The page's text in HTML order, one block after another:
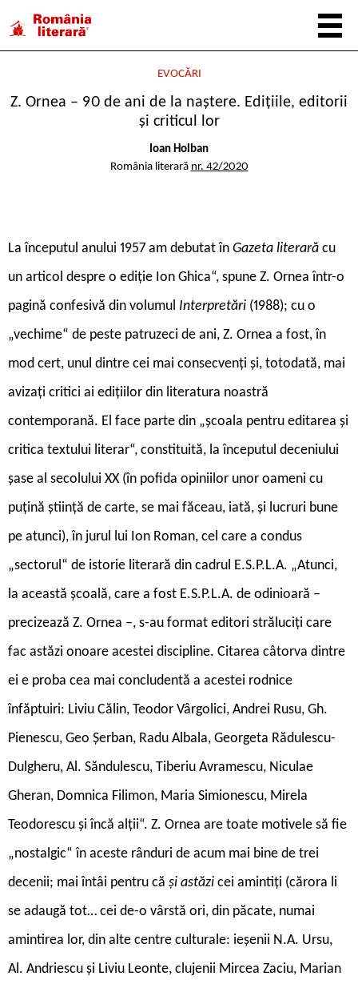
EVOCĂRI
Z. Ornea – 90 de ani de la naștere. Ediţiile, editorii
şi criticul lor
Ioan Holban
România literară nr. 42/2020
La începutul anului 1957 am debutat în Gazeta literară cu
un articol despre o ediție Ion Ghica“, spune Z. Ornea într-o
pagină confesivă din volumul Interpretări (1988); cu o
„vechime“ de peste patruzeci de ani, Z. Ornea a fost, în
mod cert, unul dintre cei mai consecvenți și, totodată, mai
avizați critici ai edițiilor din literatura noastră
contemporană. El face parte din „școala pentru editarea și
critica textului literar“, constituită, la începutul deceniului
șase al secolului XX (în pofida opiniilor unor oameni cu
puțină știință de carte, se mai făceau, iată, și lucruri bune
pe atunci), în jurul lui Ion Roman, cel care a condus
„sectorul“ de istorie literară din cadrul E.S.P.L.A. „Atunci,
la această școală, care a fost E.S.P.L.A. de odinioară –
precizează Z. Ornea –, s-au format editori străluciți care
fac astăzi onoare acestei discipline. Citarea câtorva dintre
ei e proba cea mai concludentă a acestei rodnice
înfăptuiri: Liviu Călin, Teodor Vârgolici, Andrei Rusu, Gh.
Pienescu, Geo Șerban, Radu Albala, Georgeta Rădulescu-
Dulgheru, Al. Săndulescu, Tiberiu Avramescu, Niculae
Gheran, Domnica Filimon, Maria Simionescu, Mirela
Teodorescu și încă alții“. Z. Ornea are toate motivele să fie
„nostalgic“ în aceste rânduri de acum mai bine de trei
decenii; mai întâi pentru că și astăzi cei amintiți (cărora li
se adaugă tot… cei de-o vârstă ori, din păcate, numai
amintirea lor, din alte centre culturale: ieșenii N.A. Ursu,
Al. Andriescu și Liviu Leonte, clujenii Mircea Zaciu, Marian